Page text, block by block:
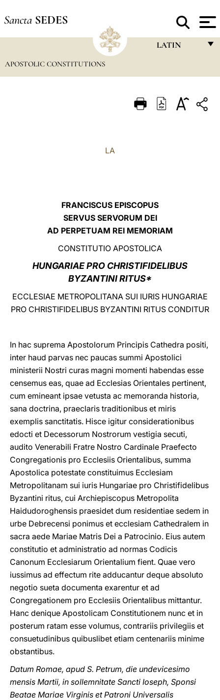
Sancta SEDES
LATIN
ITALIANO
中文
LATINE
APOSTOLIC CONSTITUTIONS
LA
FRANCISCUS EPISCOPUS
SERVUS SERVORUM DEI
AD PERPETUAM REI MEMORIAM
CONSTITUTIO APOSTOLICA
HUNGARIAE PRO CHRISTIFIDELIBUS
BYZANTINI RITUS*
ECCLESIAE METROPOLITANA SUI IURIS HUNGARIAE
PRO CHRISTIFIDELIBUS BYZANTINI RITUS CONDITUR
In hac suprema Apostolorum Principis Cathedra positi,
inter haud parvas nec paucas summi Apostolici
ministerii Nostri curas magni momenti habendas esse
censemus eas, quae ad Ecclesias Orientales pertinent,
cum emineant ipsae vetusta ac memoranda historia,
sana doctrina, praeclaris traditionibus et miris
exemplis sanctitatis. Hisce igitur considerationibus
edocti et Decessorum Nostrorum vestigia secuti,
audito Venerabili Fratre Nostro Cardinale Praefecto
Congregationis pro Ecclesiis Orientalibus, summa
Apostolica potestate constituimus Ecclesiam
Metropolitanam sui iuris Hungariae pro Christifidelibus
Byzantini ritus, cui Archiepiscopus Metropolita
Haidudoroghensis praesidet dum residentiae sedem in
urbe Debrecensi ponimus et ecclesiam Cathedralem in
sacra aede Mariae Matris Dei a Patrocinio. Eius autem
constitutio et administratio ad normas Codicis
Canonum Ecclesiarum Orientalium fient. Quae vero
iussimus ad effectum rite adducantur deque absoluto
negotio sueta documenta exarentur et ad
Congregationem pro Ecclesiis Orientalibus mittantur.
Hanc denique Apostolicam Constitutionem nunc et in
posterum ratam esse volumus, contrariis privilegiis et
consuetudinibus quibuslibet etiam centenariis minime
obstantibus.
Datum Romae, apud S. Petrum, die undevicesimo
mensis Martii, in sollemnitate Sancti Ioseph, Sponsi
Beatae Mariae Virginis et Patroni Universalis